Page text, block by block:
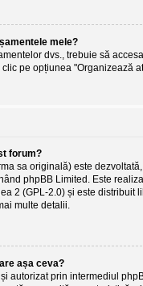
mele?
dvs., trebuie să
pe opțiunea "Organizează
forum?
sa originală) este
phpBB Limited . Este
2 (GPL-2.0) și este distribuit
multe detalii.
așa ceva?
autorizat prin intermediul